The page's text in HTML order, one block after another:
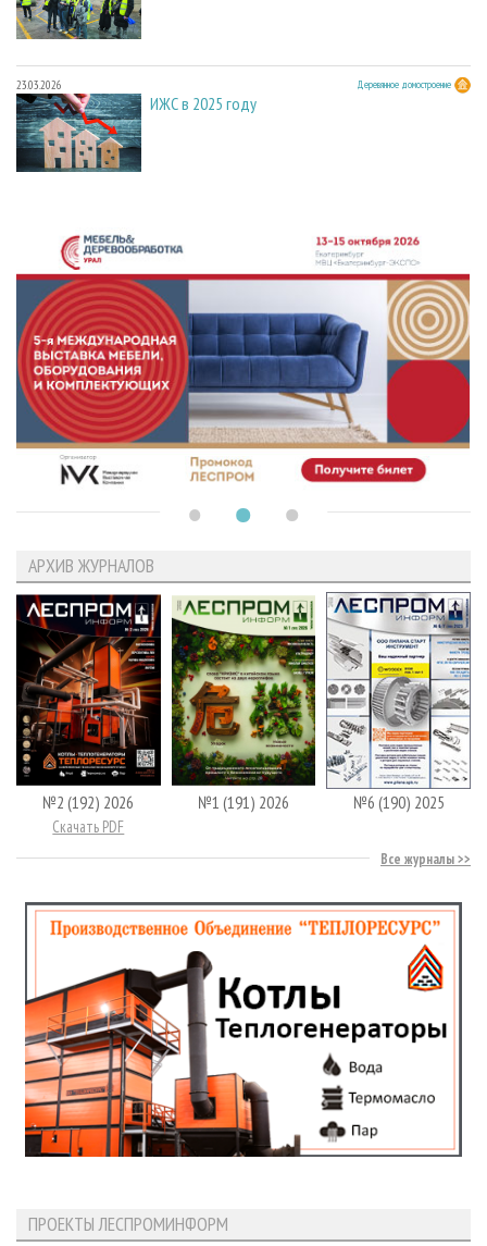
23.03.2026 Деревянное домостроение
ИЖС в 2025 году
АРХИВ ЖУРНАЛОВ
№2 (192) 2026
Скачать PDF
№1 (191) 2026 №6 (190) 2025
Все журналы
ПРОЕКТЫ ЛЕСПРОМИНФОРМ